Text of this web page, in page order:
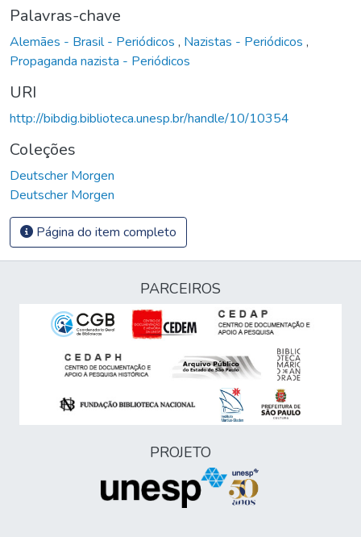
Palavras-chave
Alemães - Brasil - Periódicos , Nazistas - Periódicos ,
Propaganda nazista - Periódicos
URI
http://bibdig.biblioteca.unesp.br/handle/10/10354
Coleções
Deutscher Morgen
Deutscher Morgen
Página do item completo
PARCEIROS
PROJETO